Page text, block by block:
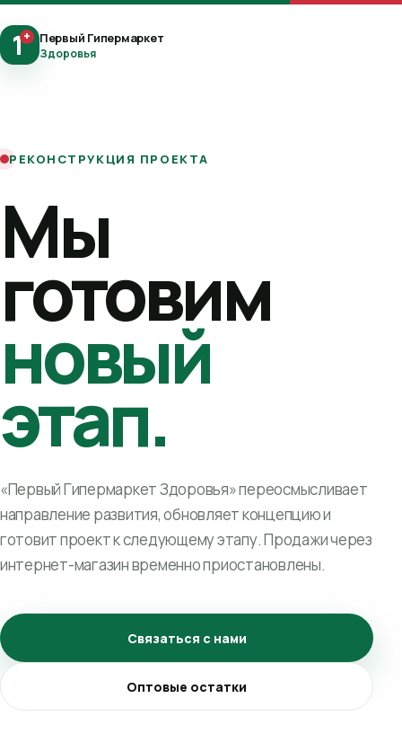
1+ Первый Гипермаркет
Здоровья
РЕКОНСТРУКЦИЯ ПРОЕКТА
Мы
готовим
новый
этап.
«Первый Гипермаркет Здоровья» переосмысливает
направление развития, обновляет концепцию и
готовит проект к следующему этапу. Продажи через
интернет-магазин временно приостановлены.
Связаться с нами
Оптовые остатки